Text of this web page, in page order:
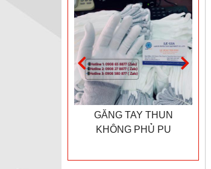
GĂNG TAY THUN
KHÔNG PHỦ PU